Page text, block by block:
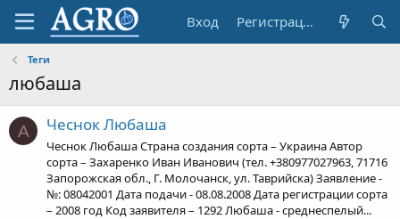
Вход Регистрация
Теги
любаша
A Чеснок Любаша
Чеснок Любаша Страна создания сорта – Украина Автор
сорта – Захаренко Иван Иванович (тел. +380977027963, 71716
Запорожская обл., Г. Молочанск, ул. Таврийска) Заявление -
№: 08042001 Дата подачи - 08.08.2008 Дата регистрации сорта
– 2008 год Код заявителя – 1292 Любаша - среднеспелый...